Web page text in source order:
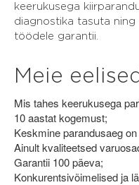
keerukusega
diagnostika tasuta ning
töödele garantii.
Meie
Mis tahes keerukusega
10 aastat kogemust;
Keskmine parandusaeg
Ainult kvaliteetsed
Garantii 100 päeva;
Konkurentsivõimelised ja